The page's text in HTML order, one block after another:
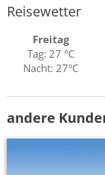
Reisewetter
Freitag
Tag: 27 °C
Nacht: 27°C
andere